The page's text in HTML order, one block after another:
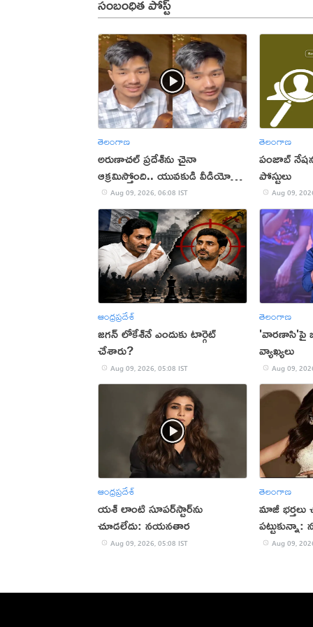
తెలంగాణ
అరుణాచల్‌ ప్రదేశ్‌ను చైనా
ఆక్రమిస్తోంది.. యువకుడి వీడియో
వైరల్Aug 09, 2026, 06:08 IST
తెలంగాణ
పంజాబ్
పోస్టులు
Aug 09,
ఆంధ్రప్రదేశ్
జగన్ లోకేశ్‌నే ఎందుకు టార్గెట్
చేశారు?
Aug 09, 2026, 05:08 IST
తెలంగాణ
'వారణాసి'పై
వ్యాఖ్యలు
Aug 09,
ఆంధ్రప్రదేశ్
యశ్ లాంటి సూపర్‌స్టార్‌ను
చూడలేదు: నయనతార
Aug 09, 2026, 05:08 IST
తెలంగాణ
మాజీ భర్తలు
Aug 09,